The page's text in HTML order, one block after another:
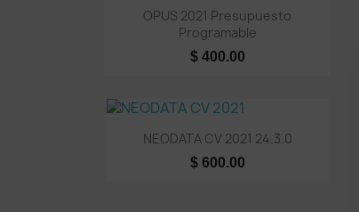
Vista rápida
OPUS 2021 Presupuesto
Programable
$ 400.00
Vista rápida
NEODATA CV 2021 24.3.0
$ 600.00